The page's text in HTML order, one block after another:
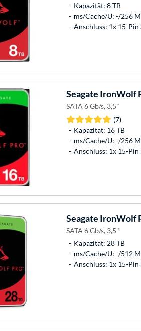
Kapazität: 8 TB
ms/Cache/U: -/256
Anschluss: 1x 15-Pin
Seagate IronWolf
SATA 6 Gb/s, 3,5"
(7)
Kapazität: 16 TB
ms/Cache/U: -/256
Anschluss: 1x 15-Pin
Seagate IronWolf
SATA 6 Gb/s, 3,5"
Kapazität: 28 TB
ms/Cache/U: -/512
Anschluss: 1x 15-Pin